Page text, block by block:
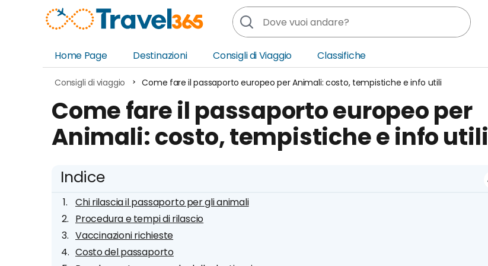
Home Page
Destinazioni
Europa
Nord America
America Centrale
Sud America
Medio Oriente
Consigli di Viaggio Classifiche
Consigli di viaggio Come fare il passaporto europeo per Animali: costo, tempistiche e info utili
Come fare il passaporto europeo per
Animali: costo, tempistiche e info utili
Indice
Chi rilascia il passaporto per gli animali
Procedura e tempi di rilascio
Vaccinazioni richieste
Costo del passaporto